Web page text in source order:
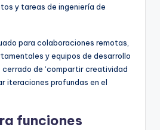
y tareas de ingeniería de
para colaboraciones remotas,
y equipos de desarrollo
cerrado de ‘compartir creatividad
iteraciones profundas en el
funciones